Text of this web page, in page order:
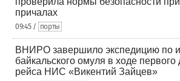
причалах
09:45 / порты
ВНИРО завершило экспедицию по
байкальского омуля в ходе первого
рейса НИС «Викентий Зайцев»